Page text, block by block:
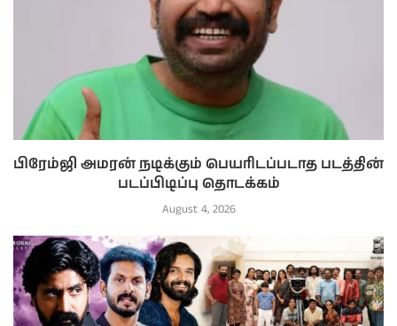
பிரேம்ஜி அமரன் நடிக்கும் பெயரிடப்படாத படத்தின்
படப்பிடிப்பு தொடக்கம்
August 4, 2026